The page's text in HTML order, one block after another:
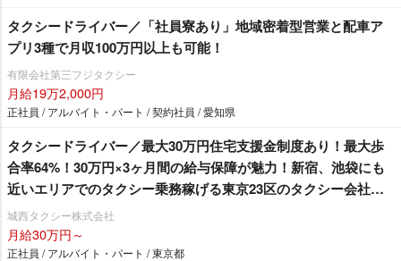
タクシードライバー／「社員寮あり」地域密着型営業と配車ア
プリ3種で月収100万円以上も可能！
有限会社第三フジタクシー
月給19万2,000円
正社員 / アルバイト・パート / 契約社員 / 愛知県
タクシードライバー／最大30万円住宅支援金制度あり！最大歩
合率64%！30万円×3ヶ月間の給与保障が魅力！新宿、池袋にも
近いエリアでのタクシー乗務稼げる東京23区のタクシー会社で
働きませんか？
城西タクシー株式会社
月給30万円～
正社員 / アルバイト・パート / 東京都